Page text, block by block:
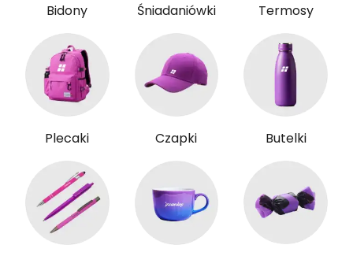
Bidony Śniadaniówki Termosy
Plecaki Czapki Butelki